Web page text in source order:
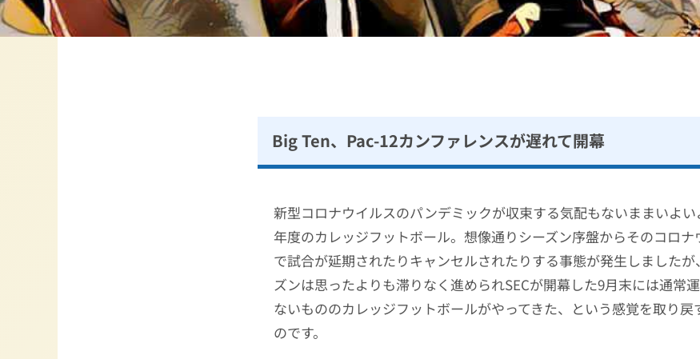
Big Ten、Pac-12カンファレンスが遅れて開幕
新型コロナウイルスのパンデミックが収束する気配もないままいよ
年度のカレッジフットボール。想像通りシーズン序盤からそのコロ
で試合が延期されたりキャンセルされたりする事態が発生しましたが
ズンは思ったよりも滞りなく進められSECが開幕した9月末には通常
ないもののカレッジフットボールがやってきた、という感覚を取り戻
のです。